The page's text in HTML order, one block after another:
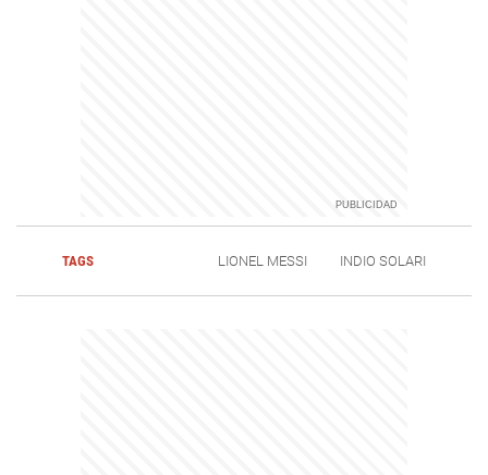
TAGS LIONEL MESSI INDIO SOLARI